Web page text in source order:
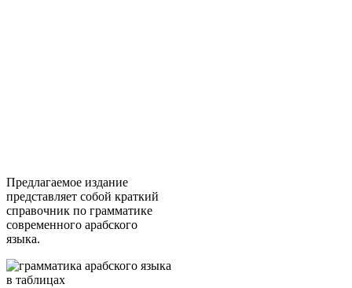
Предлагаемое издание
представляет собой краткий
справочник по грамматике
современного арабского
языка.